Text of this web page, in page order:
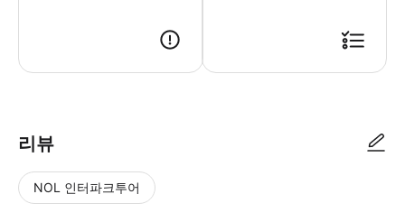
리뷰
NOL 인터파크투어